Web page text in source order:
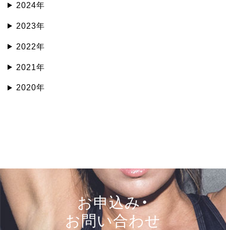
2024年
2023年
2022年
2021年
2020年
お申込み・
お問い合わせ